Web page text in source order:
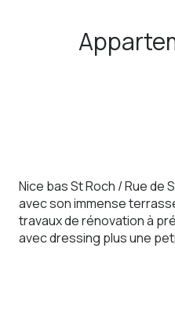
Nice bas St Roch / Rue de
avec son immense
travaux de rénovation à
avec dressing plus une
dans la même